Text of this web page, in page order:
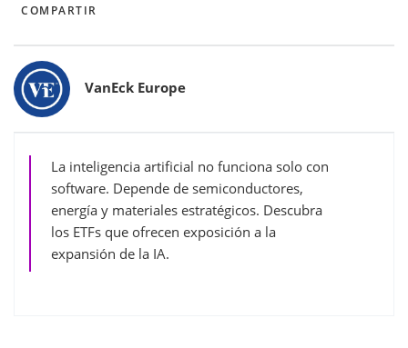
COMPARTIR
Bylines
VanEck Europe
La inteligencia artificial no funciona solo con
software. Depende de semiconductores,
energía y materiales estratégicos. Descubra
los ETFs que ofrecen exposición a la
expansión de la IA.